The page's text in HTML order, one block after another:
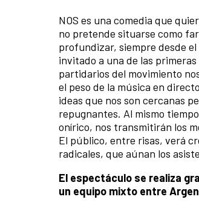
NOS es una comedia que
no pretende situarse como
profundizar, siempre desde
invitado a una de las
partidarios del movimiento
el peso de la música en
ideas que nos son cercanas
repugnantes. Al mismo
onírico, nos transmitirán los
El público, entre risas, verá
radicales, que aúnan los
El espectáculo se realiza
un equipo mixto entre